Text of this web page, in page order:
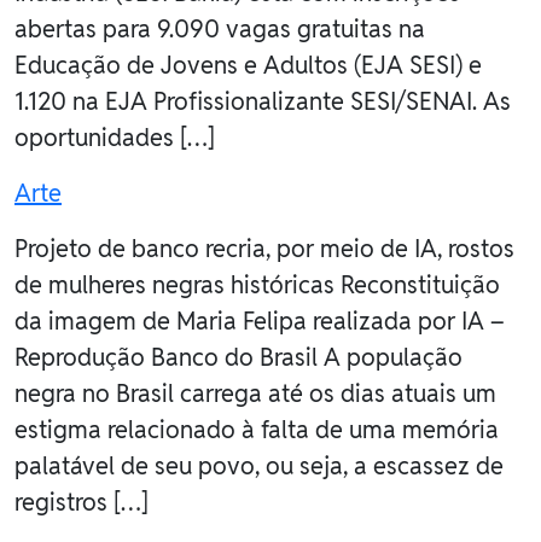
abertas para 9.090 vagas gratuitas na
Educação de Jovens e Adultos (EJA SESI) e
1.120 na EJA Profissionalizante SESI/SENAI. As
oportunidades […]
Arte
Projeto de banco recria, por meio de IA, rostos
de mulheres negras históricas Reconstituição
da imagem de Maria Felipa realizada por IA –
Reprodução Banco do Brasil A população
negra no Brasil carrega até os dias atuais um
estigma relacionado à falta de uma memória
palatável de seu povo, ou seja, a escassez de
registros […]